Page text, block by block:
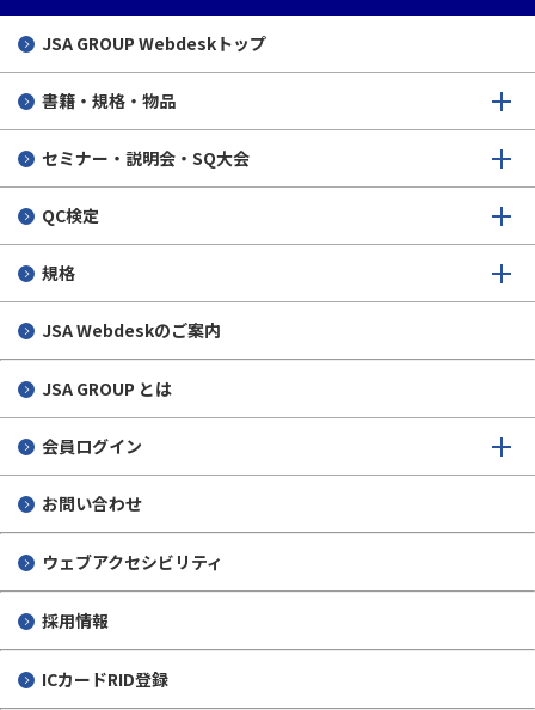
EN 18286～EU AI法のための整合規格
3分で読める！標準化のキホン：第7回「日本産業標準調査
SQオンライン 2026/07/15
JSA GROUP Webdeskトップ
書籍・規格・物品
セミナー・説明会・SQ大会
QC検定
規格
JSA Webdeskのご案内
JSA GROUP とは
会員ログイン
お問い合わせ
ウェブアクセシビリティ
採用情報
ICカードRID登録